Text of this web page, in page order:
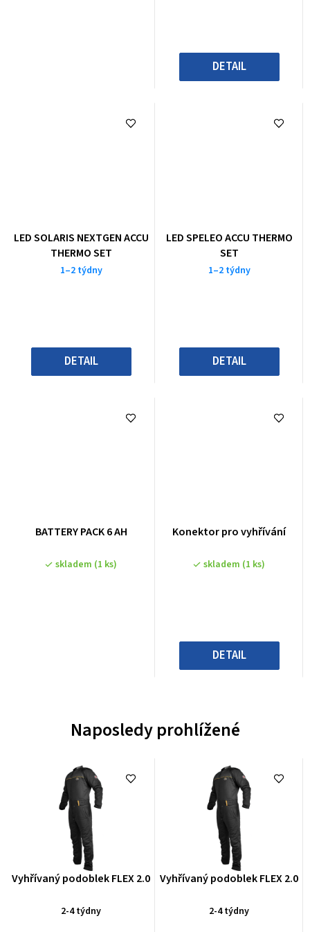
DETAIL
LED SOLARIS NEXTGEN ACCU
THERMO SET
1–2 týdny
DETAIL
LED SPELEO ACCU THERMO
SET
1–2 týdny
DETAIL
BATTERY PACK 6 AH
skladem (1 ks)
Konektor pro vyhřívání
skladem (1 ks)
DETAIL
Naposledy prohlížené
Průměrné
produktu
Vyhřívaný podoblek FLEX 2.0
2-4 týdny
Průměrné
produktu
Vyhřívaný podoblek FLEX 2.0
2-4 týdny